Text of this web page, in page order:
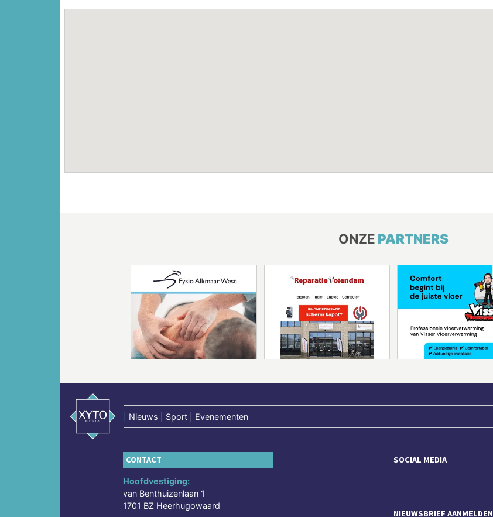
ONZE PARTNERS
Nieuws | Sport | Evenementen
CONTACT
Hoofdvestiging:
van Benthuizenlaan 1
1701 BZ Heerhugowaard
SOCIAL MEDIA
NIEUWSBRIEF AANMELDEN